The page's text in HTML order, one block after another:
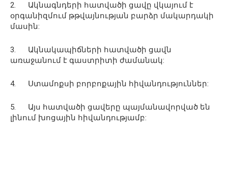
2. Ակնագնդերի հատվածի ցավը վկայում է
օրգանիզմում թթվայնության բարձր մակարդակի
մասին:
3. Ակնակապիճների հատվածի ցավն
առաջանում է գաստրիտի ժամանակ:
4. Ստամոքսի բորբոքային հիվանդություններ:
5. Այս հատվածի ցավերը պայմանավորված են
լինում խոցային հիվանդությամբ: